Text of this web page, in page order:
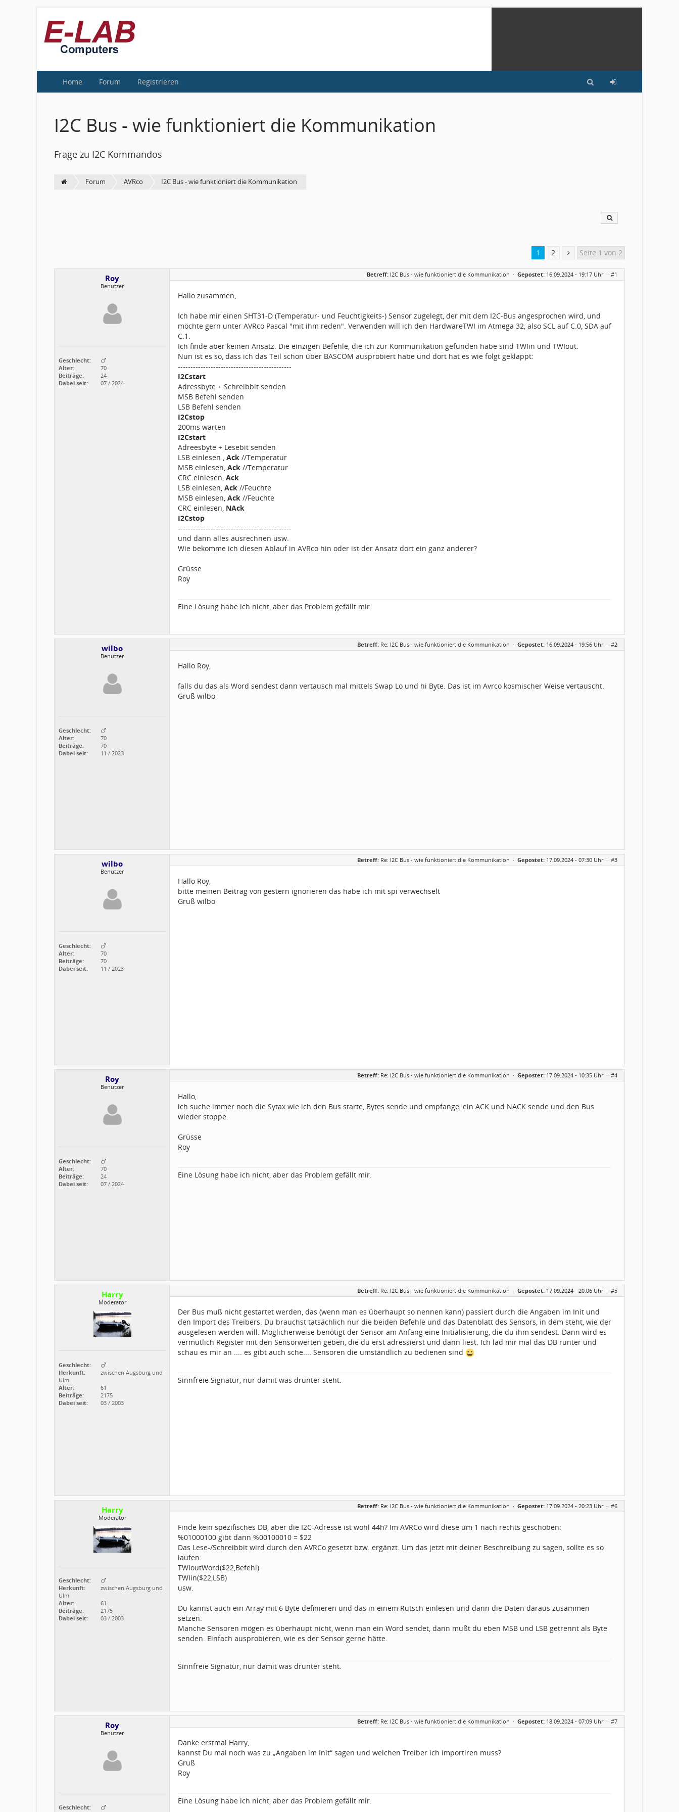
Home Forum Registrieren
I2C Bus - wie funktioniert die Kommunikation
Frage zu I2C Kommandos
Forum AVRco I2C Bus - wie funktioniert die Kommunikation
1 2 Seite 1 von 2
Roy
Benutzer
Geschlecht:
Alter:
70
Beiträge:
24
Dabei seit:
07 / 2024
Betreff: I2C Bus - wie funktioniert die Kommunikation · Gepostet: 16.09.2024 - 19:17 Uhr · #1
Hallo zusammen,
Ich habe mir einen SHT31-D (Temperatur- und Feuchtigkeits-) Sensor zugelegt, der mit dem I2C-Bus angesprochen wird, und
möchte gern unter AVRco Pascal "mit ihm reden". Verwenden will ich den HardwareTWI im Atmega 32, also SCL auf C.0, SDA auf
C.1.
Ich finde aber keinen Ansatz. Die einzigen Befehle, die ich zur Kommunikation gefunden habe sind TWIin und TWIout.
Nun ist es so, dass ich das Teil schon über BASCOM ausprobiert habe und dort hat es wie folgt geklappt:
---------------------------------------------
I2Cstart
Adressbyte + Schreibbit senden
MSB Befehl senden
LSB Befehl senden
I2Cstop
200ms warten
I2Cstart
Adreesbyte + Lesebit senden
LSB einlesen , Ack //Temperatur
MSB einlesen, Ack //Temperatur
CRC einlesen, Ack
LSB einlesen, Ack //Feuchte
MSB einlesen, Ack //Feuchte
CRC einlesen, NAck
I2Cstop
---------------------------------------------
und dann alles ausrechnen usw.
Wie bekomme ich diesen Ablauf in AVRco hin oder ist der Ansatz dort ein ganz anderer?
Grüsse
Roy
Eine Lösung habe ich nicht, aber das Problem gefällt mir.
wilbo
Benutzer
Geschlecht:
Alter:
70
Beiträge:
70
Dabei seit:
11 / 2023
Betreff: Re: I2C Bus - wie funktioniert die Kommunikation · Gepostet: 16.09.2024 - 19:56 Uhr · #2
Hallo Roy,
falls du das als Word sendest dann vertausch mal mittels Swap Lo und hi Byte. Das ist im Avrco kosmischer Weise vertauscht.
Gruß wilbo
wilbo
Benutzer
Geschlecht:
Alter:
70
Beiträge:
70
Dabei seit:
11 / 2023
Betreff: Re: I2C Bus - wie funktioniert die Kommunikation · Gepostet: 17.09.2024 - 07:30 Uhr · #3
Hallo Roy,
bitte meinen Beitrag von gestern ignorieren das habe ich mit spi verwechselt
Gruß wilbo
Roy
Benutzer
Geschlecht:
Alter:
70
Beiträge:
24
Dabei seit:
07 / 2024
Betreff: Re: I2C Bus - wie funktioniert die Kommunikation · Gepostet: 17.09.2024 - 10:35 Uhr · #4
Hallo,
ich suche immer noch die Sytax wie ich den Bus starte, Bytes sende und empfange, ein ACK und NACK sende und den Bus
wieder stoppe.
Grüsse
Roy
Eine Lösung habe ich nicht, aber das Problem gefällt mir.
Harry
Moderator
Geschlecht:
Herkunft:
zwischen Augsburg und
Ulm
Alter:
61
Beiträge:
2175
Dabei seit:
03 / 2003
Betreff: Re: I2C Bus - wie funktioniert die Kommunikation · Gepostet: 17.09.2024 - 20:06 Uhr · #5
Der Bus muß nicht gestartet werden, das (wenn man es überhaupt so nennen kann) passiert durch die Angaben im Init und
den Import des Treibers. Du brauchst tatsächlich nur die beiden Befehle und das Datenblatt des Sensors, in dem steht, wie der
ausgelesen werden will. Möglicherweise benötigt der Sensor am Anfang eine Initialisierung, die du ihm sendest. Dann wird es
vermutlich Register mit den Sensorwerten geben, die du erst adressierst und dann liest. Ich lad mir mal das DB runter und
schau es mir an .... es gibt auch sche.... Sensoren die umständlich zu bedienen sind
Sinnfreie Signatur, nur damit was drunter steht.
Harry
Moderator
Geschlecht:
Herkunft:
zwischen Augsburg und
Ulm
Alter:
61
Beiträge:
2175
Dabei seit:
03 / 2003
Betreff: Re: I2C Bus - wie funktioniert die Kommunikation · Gepostet: 17.09.2024 - 20:23 Uhr · #6
Finde kein spezifisches DB, aber die I2C-Adresse ist wohl 44h? Im AVRCo wird diese um 1 nach rechts geschoben:
%01000100 gibt dann %00100010 = $22
Das Lese-/Schreibbit wird durch den AVRCo gesetzt bzw. ergänzt. Um das jetzt mit deiner Beschreibung zu sagen, sollte es so
laufen:
TWIoutWord($22,Befehl)
TWIin($22,LSB)
usw.
Du kannst auch ein Array mit 6 Byte definieren und das in einem Rutsch einlesen und dann die Daten daraus zusammen
setzen.
Manche Sensoren mögen es überhaupt nicht, wenn man ein Word sendet, dann mußt du eben MSB und LSB getrennt als Byte
senden. Einfach ausprobieren, wie es der Sensor gerne hätte.
Sinnfreie Signatur, nur damit was drunter steht.
Roy
Benutzer
Geschlecht:
Betreff: Re: I2C Bus - wie funktioniert die Kommunikation · Gepostet: 18.09.2024 - 07:09 Uhr · #7
Danke erstmal Harry,
kannst Du mal noch was zu „Angaben im Init“ sagen und welchen Treiber ich importiren muss?
Gruß
Roy
Eine Lösung habe ich nicht, aber das Problem gefällt mir.